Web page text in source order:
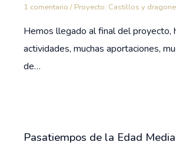
1 comentario / Proyecto: Castillos y
Hemos llegado al final del proyecto,
actividades, muchas aportaciones,
de…
Pasatiempos de la Edad Media